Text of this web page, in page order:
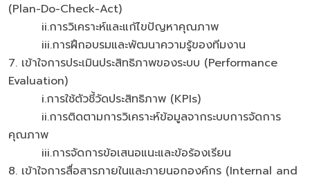
(Plan-Do-Check-Act)
ii.การวิเคราะห์และแก้ไขปัญหาคุณภาพ
iii.การฝึกอบรมและพัฒนาความรู้ของทีมงาน
7. เข้าใจการประเมินประสิทธิภาพของระบบ (Performance
Evaluation)
i.การใช้ตัวชี้วัดประสิทธิภาพ (KPIs)
ii.การติดตามการวิเคราะห์ข้อมูลจากระบบการจัดการ
คุณภาพ
iii.การจัดการข้อเสนอแนะและข้อร้องเรียน
8. เข้าใจการสื่อสารภายในและภายนอกองค์กร (Internal and